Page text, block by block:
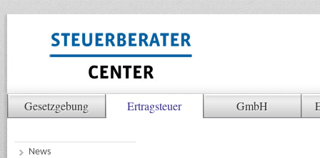
Gesetzgebung Ertragsteuer GmbH
News